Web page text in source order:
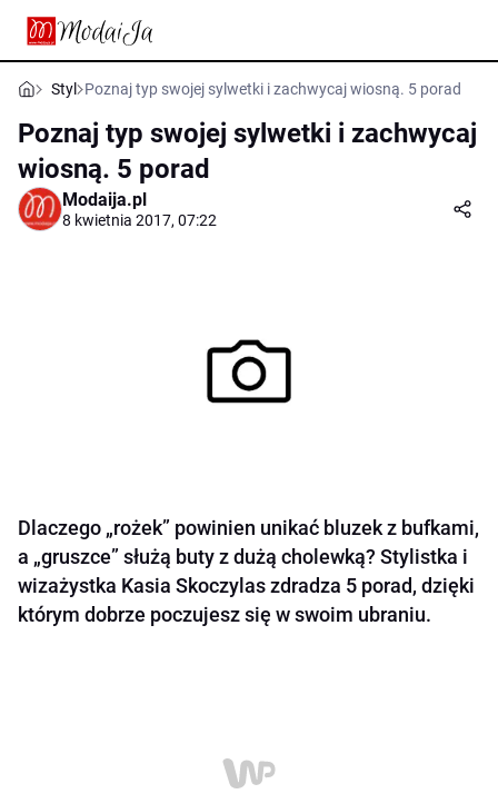
Styl Poznaj typ swojej sylwetki i zachwycaj wiosną. 5 porad
Poznaj typ swojej sylwetki i zachwycaj
wiosną. 5 porad
Modaija.pl
8 kwietnia 2017, 07:22
Dlaczego „rożek” powinien unikać bluzek z bufkami,
a „gruszce” służą buty z dużą cholewką? Stylistka i
wizażystka Kasia Skoczylas zdradza 5 porad, dzięki
którym dobrze poczujesz się w swoim ubraniu.